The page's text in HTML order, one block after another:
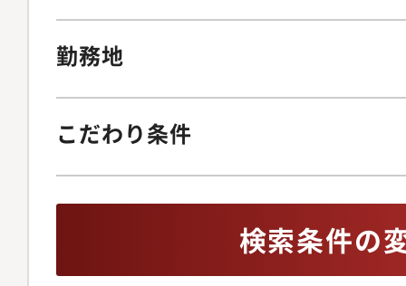
勤務地
こだわり条件
検索条件の